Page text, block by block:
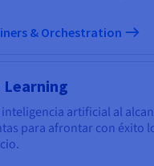
& Orchestration
Learning
artificial al
para afrontar con éxito